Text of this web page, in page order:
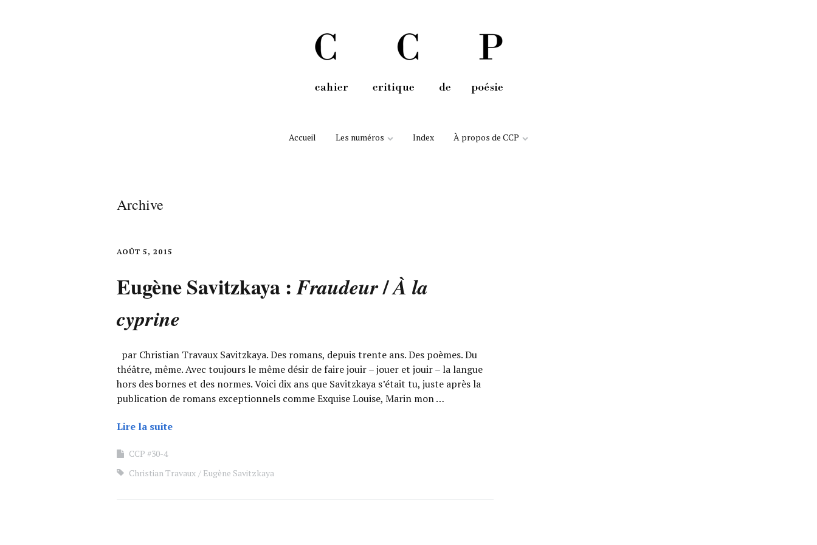
Aller au contenu
Accueil Les numéros Index À propos de CCP
Archive
AOÛT 5, 2015
Eugène Savitzkaya :Fraudeur/À la
cyprine
par Christian Travaux Savitzkaya. Des romans, depuis trente ans. Des poèmes. Du
théâtre, même. Avec toujours le même désir de faire jouir – jouer et jouir – la langue
hors des bornes et des normes. Voici dix ans que Savitzkaya s’était tu, juste après la
publication de romans exceptionnels comme Exquise Louise, Marin mon …
Lire la suite
CCP #30-4
Christian Travaux
Eugène Savitzkaya